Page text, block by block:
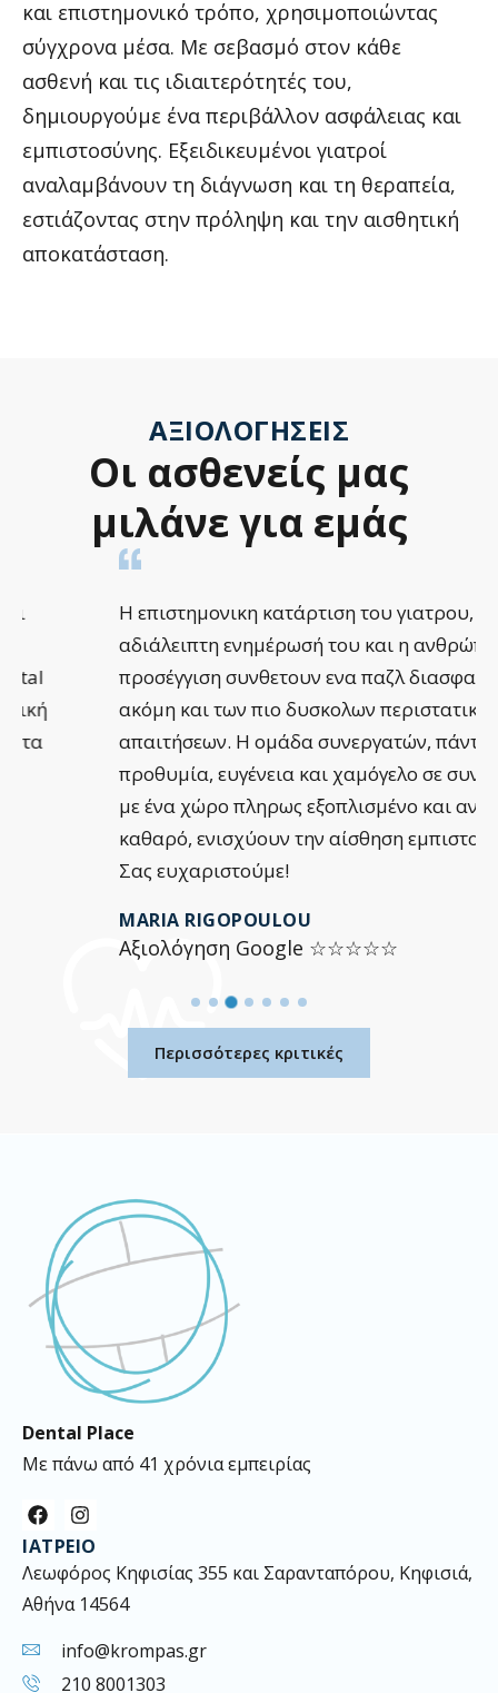
και επιστημονικό τρόπο, χρησιμοποιώντας
σύγχρονα μέσα. Με σεβασμό στον κάθε
ασθενή και τις ιδιαιτερότητές του,
δημιουργούμε ένα περιβάλλον ασφάλειας και
εμπιστοσύνης. Εξειδικευμένοι γιατροί
αναλαμβάνουν τη διάγνωση και τη θεραπεία,
εστιάζοντας στην πρόληψη και την αισθητική
αποκατάσταση.
ΑΞΙΟΛΟΓΉΣΕΙΣ
Οι ασθενείς μας
μιλάνε για εμάς
Η επιστημονικη κατάρτιση του γιατρου, η
αδιάλειπτη ενημέρωσή του και η ανθρώπινη
προσέγγιση συνθετουν ενα παζλ διασφαλισης
ακόμη και των πιο δυσκολων περιστατικων και
απαιτήσεων. Η ομάδα συνεργατών, πάντα με
προθυμία, ευγένεια και χαμόγελο σε συνδυασμό
με ένα χώρο πληρως εξοπλισμένο και ανελλειπώς
καθαρό, ενισχύουν την αίσθηση εμπιστοσύνης.
Σας ευχαριστούμε!
MARIA RIGOPOULOU
Αξιολόγηση Google ☆☆☆☆☆
Περισσότερες κριτικές
Dental Place
Με πάνω από 41 χρόνια εμπειρίας
F
a
c
e
b
o
k
I
n
s
t
a
g
a
ΙΑΤΡΕΊΟ
Λεωφόρος Κηφισίας 355 και Σαρανταπόρου, Κηφισιά,
Αθήνα 14564
info@krompas.gr
210 8001303